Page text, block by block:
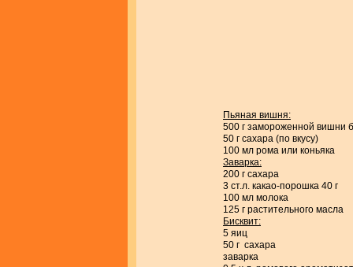
Пьяная вишня:
500 г замороженной вишни
50 г сахара (по вкусу)
100 мл рома или коньяка
Заварка:
200 г сахара
3 ст.л. какао-порошка 40 г
100 мл молока
125 г растительного масла
Бисквит:
5 яиц
50 г сахара
заварка